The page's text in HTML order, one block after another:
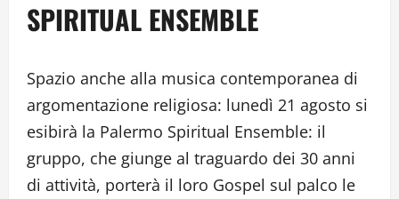
SPIRITUAL ENSEMBLE
Spazio anche alla musica contemporanea di
argomentazione religiosa: lunedì 21 agosto si
esibirà la Palermo Spiritual Ensemble: il
gruppo, che giunge al traguardo dei 30 anni
di attività, porterà il loro Gospel sul palco le